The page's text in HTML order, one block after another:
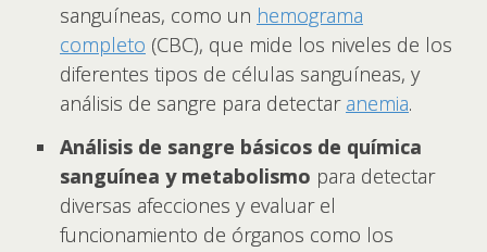
sanguíneas, como un hemograma
completo (CBC), que mide los niveles de los
diferentes tipos de células sanguíneas, y
análisis de sangre para detectar anemia.
Análisis de sangre básicos de química
sanguínea y metabolismo para detectar
diversas afecciones y evaluar el
funcionamiento de órganos como los